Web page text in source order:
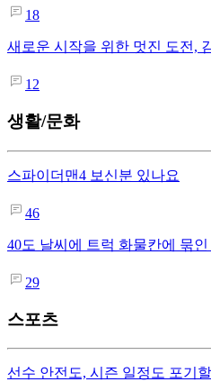
18
새로운 시작을 위한 멋진 도전,
12
생활/문화
스파이더맨4 보신분 있나요
46
40도 날씨에 트럭 화물칸에 묶
29
스포츠
선수 안전도, 시즌 일정도 포기